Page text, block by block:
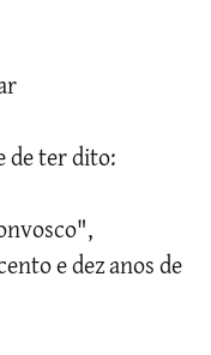
de ter dito:
e dez anos de